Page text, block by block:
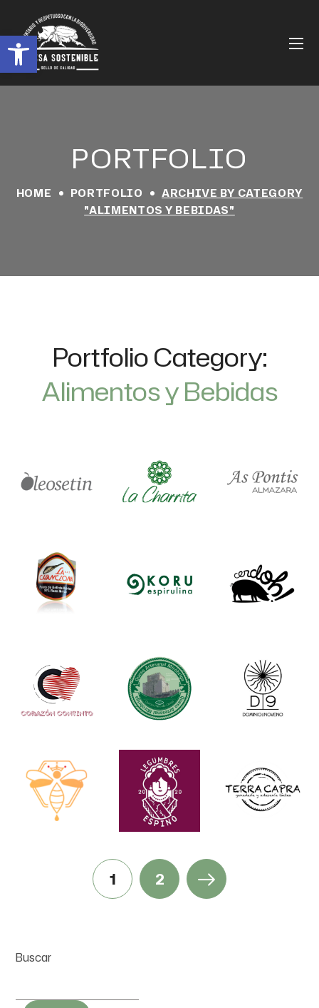
Abrir barra de herramientas
PORTFOLIO
HOME PORTFOLIO
ARCHIVE BY CATEGORY
"ALIMENTOS Y BEBIDAS"
Portfolio Category:
Alimentos y Bebidas
1 2
Buscar